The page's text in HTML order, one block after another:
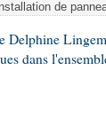
de
Delphine
dans